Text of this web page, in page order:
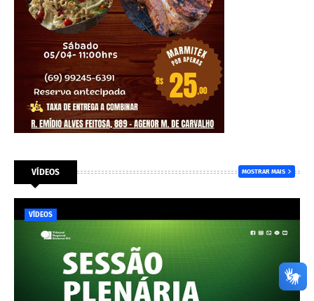
VÍDEOS MOSTRAR MAIS
VÍDEOS